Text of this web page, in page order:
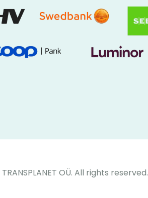
TRANSPLANET OÜ. All rights reserved.